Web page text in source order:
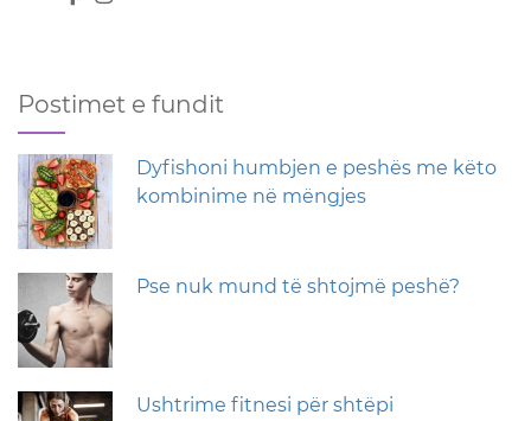
Postimet e fundit
Dyfishoni humbjen e peshës me këto
kombinime në mëngjes
Pse nuk mund të shtojmë peshë?
Ushtrime fitnesi për shtëpi